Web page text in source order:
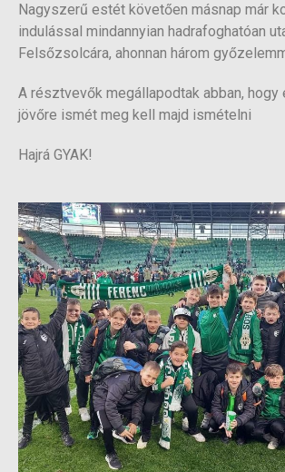
Nagyszerű estét követően másnap már
indulással mindannyian hadrafoghatóan
Felsőzsolcára, ahonnan három
A résztvevők megállapodtak abban, hogy
jövőre ismét meg kell majd ismételni
Hajrá GYAK!